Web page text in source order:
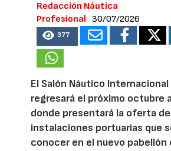
Redacción Náutica
Profesional
30/07/2026
377
El Salón Náutico
regresará el próximo octubre
donde presentará la oferta
instalaciones portuarias que
conocer en el nuevo